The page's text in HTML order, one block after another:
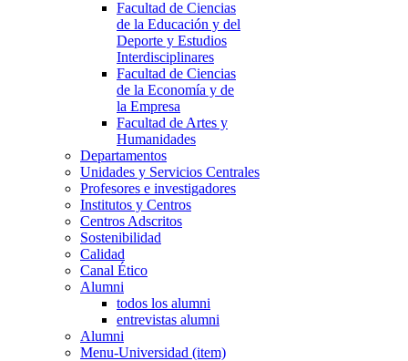
Facultad de Ciencias
de la Educación y del
Deporte y Estudios
Interdisciplinares
Facultad de Ciencias
de la Economía y de
la Empresa
Facultad de Artes y
Humanidades
Departamentos
Unidades y Servicios Centrales
Profesores e investigadores
Institutos y Centros
Centros Adscritos
Sostenibilidad
Calidad
Canal Ético
Alumni
todos los alumni
entrevistas alumni
Alumni
Menu-Universidad (item)